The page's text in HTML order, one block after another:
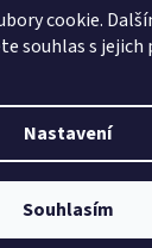
cookie.
souhlas s jejich
Nastavení
Souhlasím
práva
cookies